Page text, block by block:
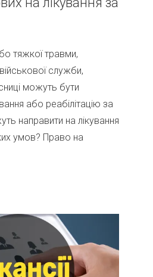
тяжкої травми,
служби,
можуть бути
або реабілітацію за
направити на лікування
умов? Право на